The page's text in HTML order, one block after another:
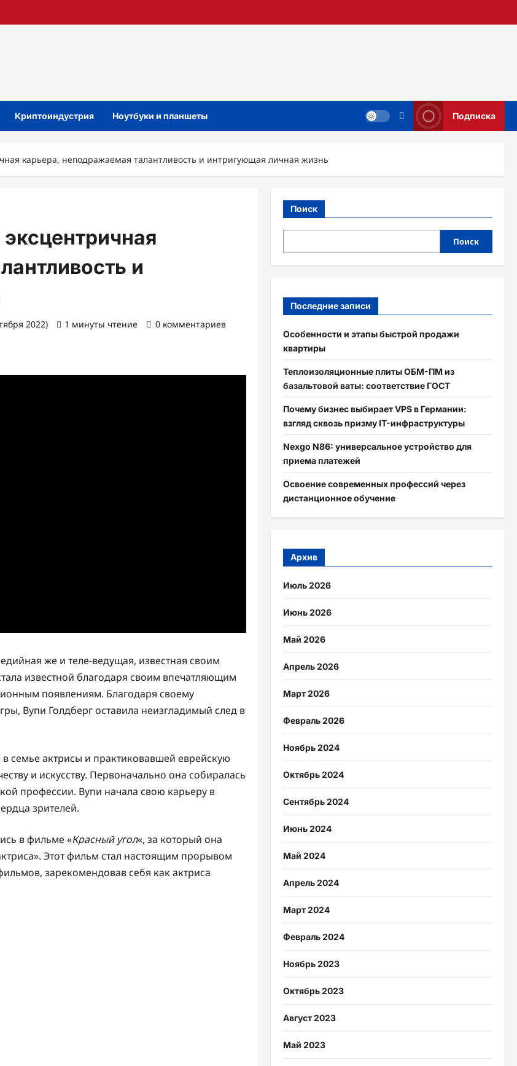
Криптоиндустрия Ноутбуки и планшеты Подписка
карьера, неподражаемая талантливость и интригующая личная жизнь
и
2022) 1 минуты чтение 0 комментариев
же и теле-ведущая, известная своим
известной благодаря своим впечатляющим
появлениям. Благодаря своему
Вупи Голдберг оставила неизгладимый след в
семье актрисы и практиковавшей еврейскую
и искусству. Первоначально она собиралась
профессии. Вупи начала свою карьеру в
зрителей.
в фильме «Красный угол«, за который она
Этот фильм стал настоящим прорывом
зарекомендовав себя как актриса
Поиск
Поиск
Последние записи
Особенности и этапы быстрой продажи
квартиры
Теплоизоляционные плиты ОБМ-ПМ из
базальтовой ваты: соответствие ГОСТ
Почему бизнес выбирает VPS в Германии:
взгляд сквозь призму IT-инфраструктуры
Nexgo N86: универсальное устройство для
приема платежей
Освоение современных профессий через
дистанционное обучение
Архив
Июль 2026
Июнь 2026
Май 2026
Апрель 2026
Март 2026
Февраль 2026
Ноябрь 2024
Октябрь 2024
Сентябрь 2024
Июнь 2024
Май 2024
Апрель 2024
Март 2024
Февраль 2024
Ноябрь 2023
Октябрь 2023
Август 2023
Май 2023